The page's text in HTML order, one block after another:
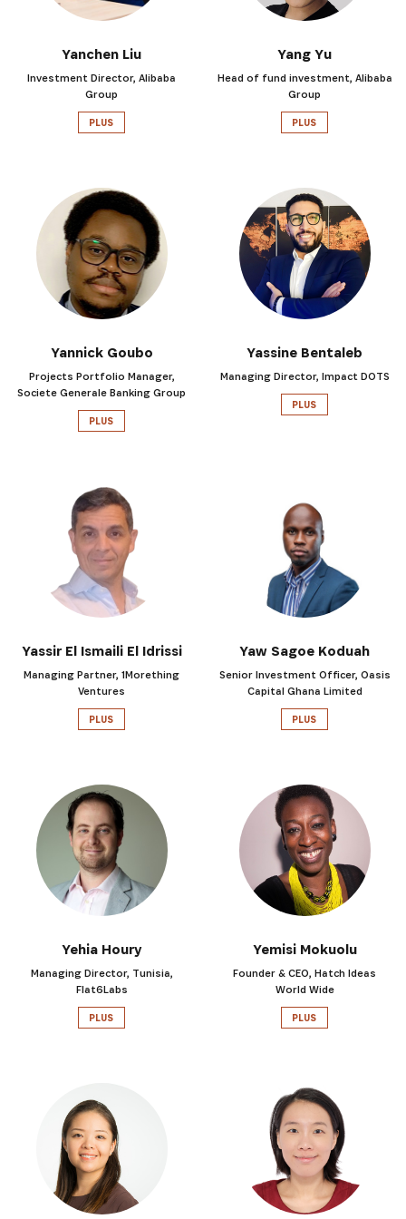
INSCRIVEZ-VOUS À
NEWSLETTER
Yanchen Liu
Investment Director, Alibaba
Group
PLUS
Yang Yu
Head of fund investment, Alibaba
Group
PLUS
Yannick Goubo
Projects Portfolio Manager,
Societe Generale Banking Group
PLUS
Yassine Bentaleb
Managing Director, Impact DOTS
PLUS
Yassir El Ismaili El Idrissi
Managing Partner, 1Morething
Ventures
PLUS
Yaw Sagoe Koduah
Senior Investment Officer, Oasis
Capital Ghana Limited
PLUS
Yehia Houry
Managing Director, Tunisia,
Flat6Labs
PLUS
Yemisi Mokuolu
Founder & CEO, Hatch Ideas
World Wide
PLUS